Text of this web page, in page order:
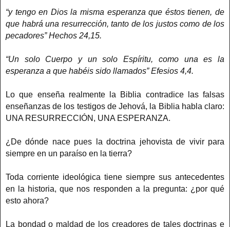
“y tengo en Dios la misma esperanza que éstos tienen, de
que habrá una resurrección, tanto de los justos como de los
pecadores” Hechos 24,15.
“Un solo Cuerpo y un solo Espíritu, como una es la
esperanza a que habéis sido llamados” Efesios 4,4.
Lo que enseña realmente la Biblia contradice las falsas
enseñanzas de los testigos de Jehová, la Biblia habla claro:
UNA RESURRECCIÓN, UNA ESPERANZA.
¿De dónde nace pues la doctrina jehovista de vivir para
siempre en un paraíso en la tierra?
Toda corriente ideológica tiene siempre sus antecedentes
en la historia, que nos responden a la pregunta: ¿por qué
esto ahora?
La bondad o maldad de los creadores de tales doctrinas e